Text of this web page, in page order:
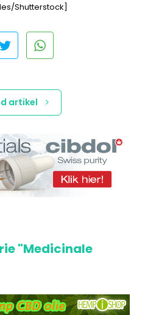
Shutterstock]
artikel
"Medicinale